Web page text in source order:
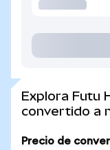
Explora Futu
convertido a
Precio de